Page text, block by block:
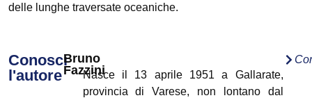
delle lunghe traversate oceaniche.
Conosci
l'autore
Bruno
Fazzini
Nasce il 13 aprile 1951 a Gallarate,
provincia di Varese, non lontano dal